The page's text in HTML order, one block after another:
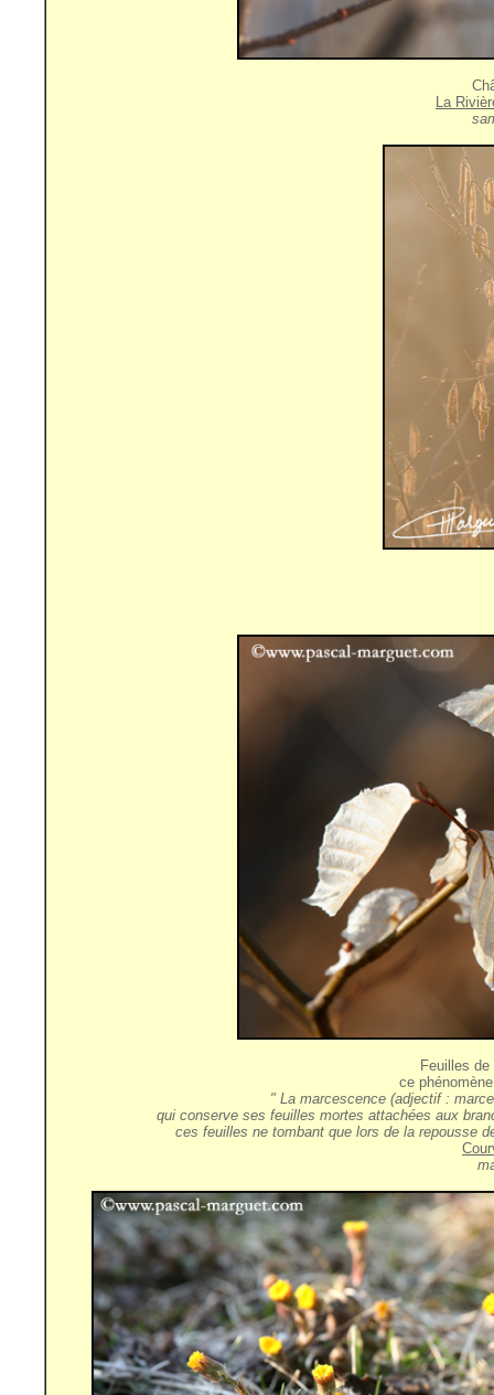
La
Feuilles de
ce
" La marcescence (adjectif :
qui conserve ses feuilles mortes attachées aux
ces feuilles ne tombant que lors de la repousse